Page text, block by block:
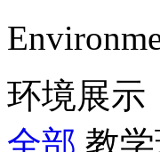
环境展示
全部 教